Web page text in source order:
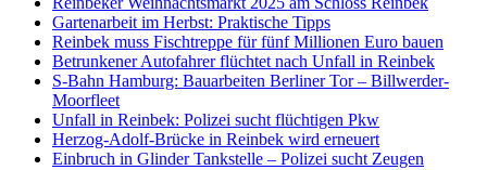
Gartenarbeit im Herbst: Praktische Tipps
Reinbek muss Fischtreppe für fünf Millionen Euro bauen
Betrunkener Autofahrer flüchtet nach Unfall in Reinbek
S-Bahn Hamburg: Bauarbeiten Berliner Tor – Billwerder-
Moorfleet
Unfall in Reinbek: Polizei sucht flüchtigen Pkw
Herzog-Adolf-Brücke in Reinbek wird erneuert
Einbruch in Glinder Tankstelle – Polizei sucht Zeugen